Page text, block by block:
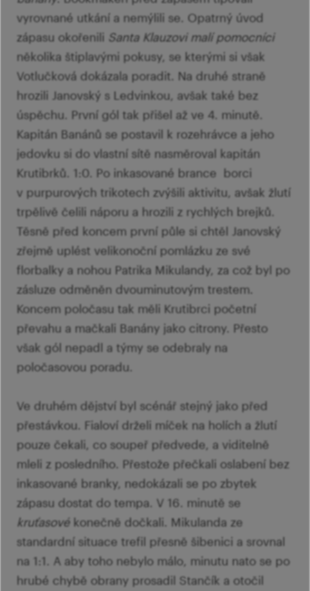
vyrovnané utkání a nemýlili se. Opatrný úvod
zápasu okořenili Santa Klauzovi malí pomocníci
několika štiplavými pokusy, se kterými si však
Votlučková dokázala poradit. Na druhé straně
hrozili Janovský s Ledvinkou, avšak také bez
úspěchu. První gól tak přišel až ve 4. minutě.
Kapitán Banánů se postavil k rozehrávce a jeho
jedovku si do vlastní sítě nasměroval kapitán
Krutibrků. 1:0. Po inkasované brance borci
v purpurových trikotech zvýšili aktivitu, avšak žlutí
trpělivě čelili náporu a hrozili z rychlých brejků.
Těsně před koncem první půle si chtěl Janovský
zřejmě uplést velikonoční pomlázku ze své
florbalky a nohou Patrika Mikulandy, za což byl po
zásluze odměněn dvouminutovým trestem.
Koncem poločasu tak měli Krutibrci početní
převahu a mačkali Banány jako citrony. Přesto
však gól nepadl a týmy se odebraly na
poločasovou poradu.
Ve druhém dějství byl scénář stejný jako před
přestávkou. Fialoví drželi míček na holích a žlutí
pouze čekali, co soupeř předvede, a viditelně
mleli z posledního. Přestože přečkali oslabení bez
inkasované branky, nedokázali se po zbytek
zápasu dostat do tempa. V 16. minutě se
kruťasovékonečně dočkali. Mikulanda ze
standardní situace trefil přesně šibenici a srovnal
na 1:1. A aby toho nebylo málo, minutu nato se po
hrubé chybě obrany prosadil Stančík a otočil